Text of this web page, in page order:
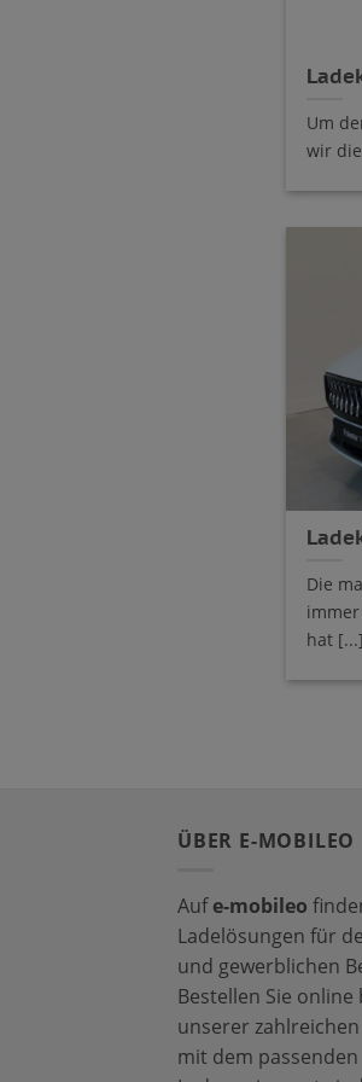
Um
wir
Die
hat [...]
ÜBER E-MOBILEO
Aufe-mobileo
Ladelösungen für
und gewerblichen
Bestellen Sie online
unserer
mit dem passenden